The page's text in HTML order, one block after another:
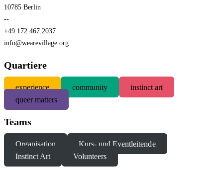
10785 Berlin
--
+49.172.467.2037
info@wearevillage.org
Quartiere
experience community
instinct art
queer matters
Teams
Organisation
Kurs- und Eventleitende
Instinct Art
Volunteers